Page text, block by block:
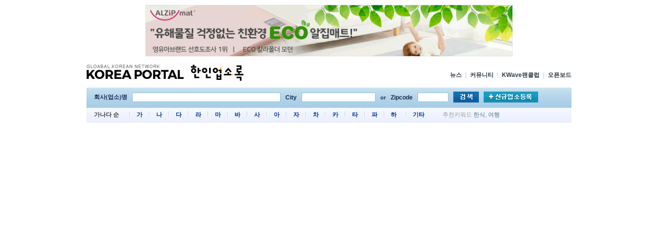
뉴스 커뮤니티 KWave팬클럽 오픈보드
회사(업소)명 City or Zipcode
가나다 순 가 나 다 라 마 바 사 아 자 차 카 타 파 하 기타 추천키워드 한식 , 여행